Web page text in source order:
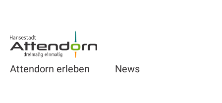
Attendorn erleben News